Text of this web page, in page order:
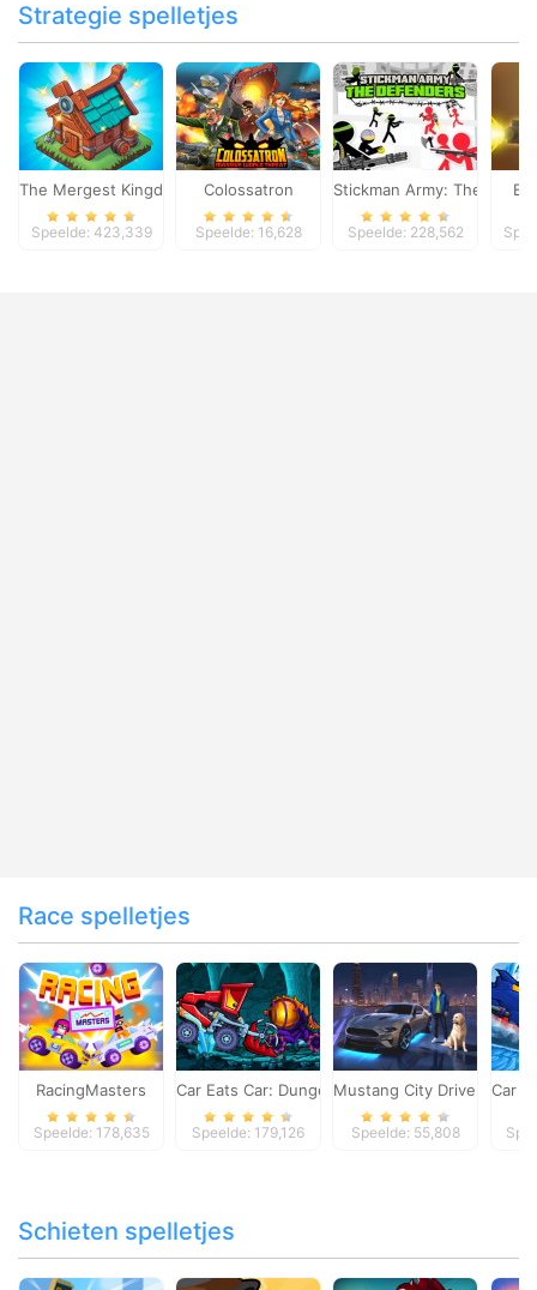
Strategie spelletjes
The Mergest Kingdom
Speelde: 423,339
Colossatron
Speelde: 16,628
Stickman Army: The
Speelde: 228,562
Race spelletjes
RacingMasters
Speelde: 178,635
Car Eats Car: Dungeon Adventure
Speelde: 179,126
Mustang City Driver
Speelde: 55,808
Car
Schieten spelletjes